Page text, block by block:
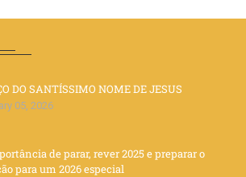
DO SANTÍSSIMO NOME DE JESUS
05, 2026
de parar, rever 2025 e preparar o
para um 2026 especial